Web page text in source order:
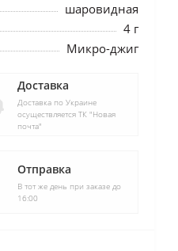
шаровидная
4 г
Микро-джиг
Доставка
Доставка по Украине
осуществляется ТК "Новая
почта"
Отправка
В тот же день при заказе до
16:00